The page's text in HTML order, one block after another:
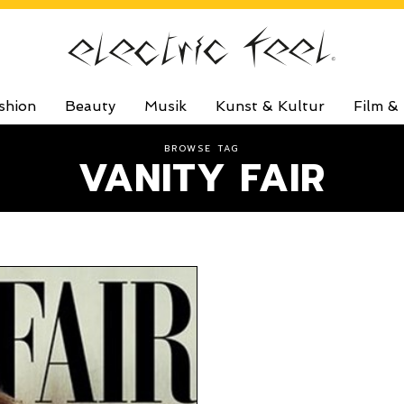
Beauty Musik Kunst & Kultur Film &
BROWSE TAG
VANITY FAIR